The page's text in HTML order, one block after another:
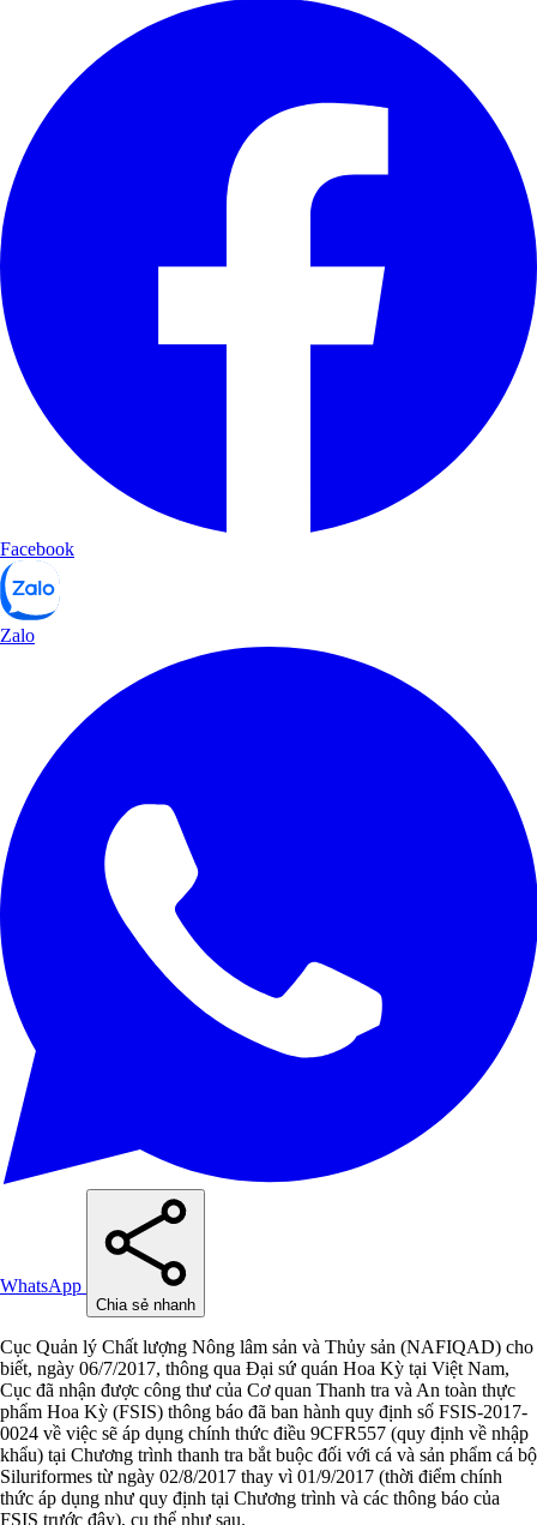
Facebook
Zalo
WhatsApp
Chia sẻ nhanh
Cục Quản lý Chất lượng Nông lâm sản và Thủy sản (NAFIQAD) cho
biết, ngày 06/7/2017, thông qua Đại sứ quán Hoa Kỳ tại Việt Nam,
Cục đã nhận được công thư của Cơ quan Thanh tra và An toàn thực
phẩm Hoa Kỳ (FSIS) thông báo đã ban hành quy định số FSIS-2017-
0024 về việc sẽ áp dụng chính thức điều 9CFR557 (quy định về nhập
khẩu) tại Chương trình thanh tra bắt buộc đối với cá và sản phẩm cá bộ
Siluriformes từ ngày 02/8/2017 thay vì 01/9/2017 (thời điểm chính
thức áp dụng như quy định tại Chương trình và các thông báo của
FSIS trước đây), cụ thể như sau.